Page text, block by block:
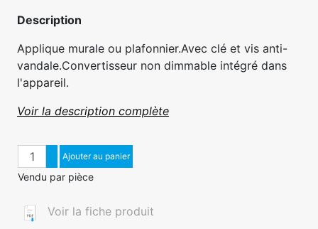
Description
Applique murale ou plafonnier.Avec clé et vis anti-
vandale.Convertisseur non dimmable intégré dans
l'appareil.
Voir la description complète
QuantitéAugmenter quantité
Diminuer quantité
Ajouter au panier
Vendu par pièce
Voir la fiche produit